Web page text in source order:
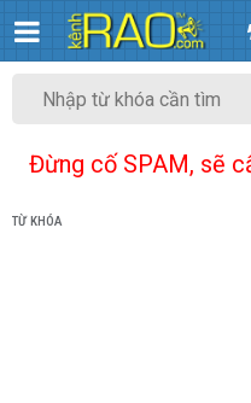
Đừng cố SPAM, sẽ
TỪ KHÓA